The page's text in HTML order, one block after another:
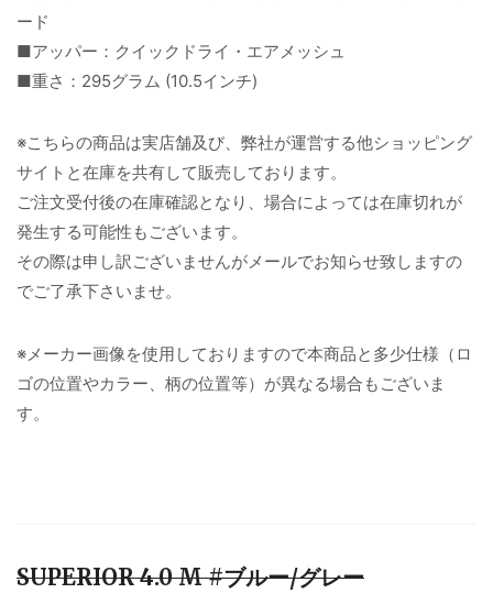
ード
■アッパー：クイックドライ・エアメッシュ
■重さ：295グラム (10.5インチ)
※こちらの商品は実店舗及び、弊社が運営する他ショッピング
サイトと在庫を共有して販売しております。
ご注文受付後の在庫確認となり、場合によっては在庫切れが
発生する可能性もございます。
その際は申し訳ございませんがメールでお知らせ致しますの
でご了承下さいませ。
※メーカー画像を使用しておりますので本商品と多少仕様（ロ
ゴの位置やカラー、柄の位置等）が異なる場合もございま
す。
SUPERIOR 4.0 M #ブルー/グレー